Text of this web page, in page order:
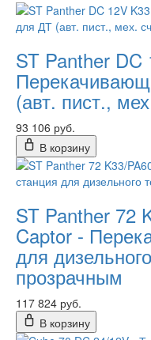
ST Panther DC
(авт. пист.,
93 106 руб.
В корзину
ST Panther 72
Captor -
для
прозрачным
117 824 руб.
В корзину